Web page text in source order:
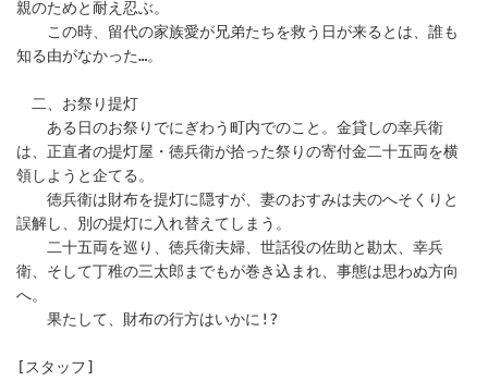
親のためと耐え忍ぶ。
この時、留代の家族愛が兄弟たちを救う日が来るとは、誰も
知る由がなかった…。
二、お祭り提灯
ある日のお祭りでにぎわう町内でのこと。金貸しの幸兵衛
は、正直者の提灯屋・徳兵衛が拾った祭りの寄付金二十五両を横
領しようと企てる。
徳兵衛は財布を提灯に隠すが、妻のおすみは夫のへそくりと
誤解し、別の提灯に入れ替えてしまう。
二十五両を巡り、徳兵衛夫婦、世話役の佐助と勘太、幸兵
衛、そして丁稚の三太郎までもが巻き込まれ、事態は思わぬ方向
へ。
果たして、財布の行方はいかに!?
[スタッフ]